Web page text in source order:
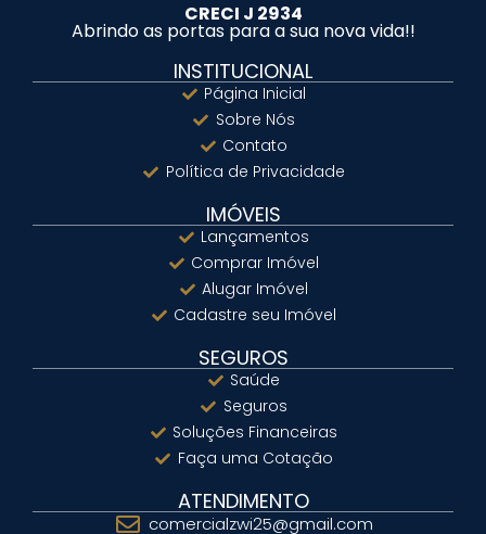
CRECI J 2934
Abrindo as portas para a sua nova vida!!
INSTITUCIONAL
Página Inicial
Sobre Nós
Contato
Política de Privacidade
IMÓVEIS
Lançamentos
Comprar Imóvel
Alugar Imóvel
Cadastre seu Imóvel
SEGUROS
Saúde
Seguros
Soluções Financeiras
Faça uma Cotação
ATENDIMENTO
comercialzwi25@gmail.com